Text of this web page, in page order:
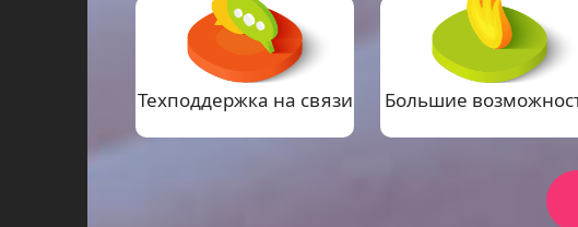
Техподдержка на связи Большие